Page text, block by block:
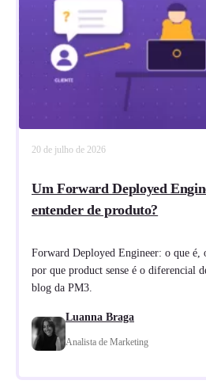
20 de julho de 2026
Um Forward Deployed
entender de produto?
Forward Deployed Engineer: o que é,
por que product sense é o diferencial
blog da PM3.
Luanna Braga
Analista de Marketing